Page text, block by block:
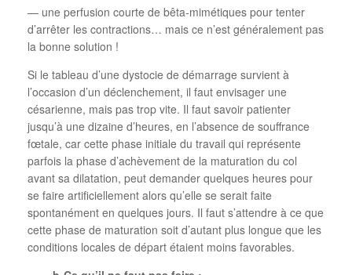
— une perfusion courte de bêta-mimétiques pour tenter
d’arrêter les contractions… mais ce n’est généralement pas
la bonne solution !
Si le tableau d’une dystocie de démarrage survient à
l’occasion d’un déclenchement, il faut envisager une
césarienne, mais pas trop vite. Il faut savoir patienter
jusqu’à une dizaine d’heures, en l’absence de souffrance
fœtale, car cette phase initiale du travail qui représente
parfois la phase d’achèvement de la maturation du col
avant sa dilatation, peut demander quelques heures pour
se faire artificiellement alors qu’elle se serait faite
spontanément en quelques jours. Il faut s’attendre à ce que
cette phase de maturation soit d’autant plus longue que les
conditions locales de départ étaient moins favorables.